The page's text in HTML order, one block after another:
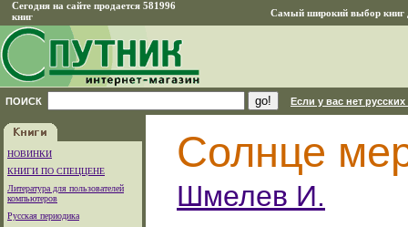
Сегодня на сайте продается 581996
книг
Самый широкий выбор книг
ПОИСК Если у вас нет
НОВИНКИ
КНИГИ ПО СПЕЦЦЕНЕ
Литература для пользователей
компьютеров
Русская периодика
Солнце
Шмелев И.